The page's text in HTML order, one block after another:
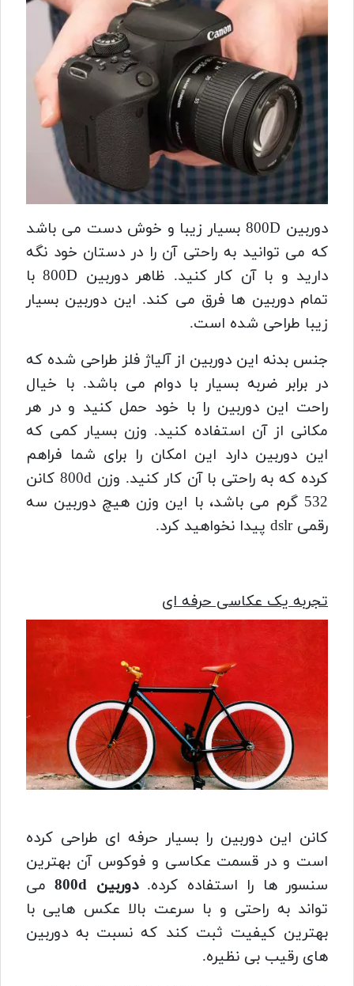
دوربین 800D بسیار زیبا و خوش دست می باشد
که می توانید به راحتی آن را در دستان خود نگه
دارید و با آن کار کنید. ظاهر دوربین 800D با
تمام دوربین ها فرق می کند. این دوربین بسیار
زیبا طراحی شده است.
جنس بدنه این دوربین از آلیاژ فلز طراحی شده که
در برابر ضربه بسیار با دوام می باشد. با خیال
راحت این دوربین را با خود حمل کنید و در هر
مکانی از آن استفاده کنید. وزن بسیار کمی که
این دوربین دارد این امکان را برای شما فراهم
کرده که به راحتی با آن کار کنید. وزن 800d کانن
532 گرم می باشد، با این وزن هیچ دوربین سه
رقمی dslr پیدا نخواهید کرد.
تجربه یک عکاسی حرفه ای
کانن این دوربین را بسیار حرفه ای طراحی کرده
است و در قسمت عکاسی و فوکوس آن بهترین
سنسور ها را استفاده کرده.دوربین 800d
می
تواند به راحتی و با سرعت بالا عکس هایی با
بهترین کیفیت ثبت کند که نسبت به دوربین
های رقیب بی نظیره.